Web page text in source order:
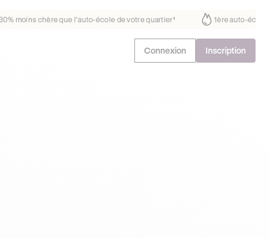
fait déjà confiance 30% moins chère que l’auto-école de votre
Connexion Inscription